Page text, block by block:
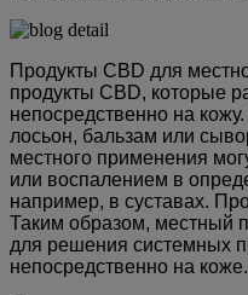
Продукты CBD для
продукты CBD, которые
непосредственно на
лосьон, бальзам или
местного применения
или воспалением в
например, в суставах.
Таким образом, местный
для решения системных
непосредственно на коже.